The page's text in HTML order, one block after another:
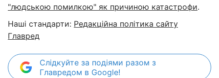
"людською помилкою" як причиною катастрофи.
Наші стандарти: Редакційна політика сайту
Главред
Слідкуйте за подіями разом з
Главредом в Google!